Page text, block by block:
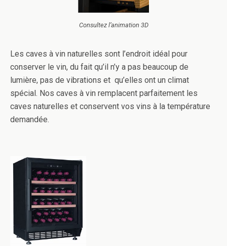
Consultez l’animation 3D
Les caves à vin naturelles sont l’endroit idéal pour
conserver le vin, du fait qu’il n’y a pas beaucoup de
lumière, pas de vibrations et qu’elles ont un climat
spécial. Nos caves à vin remplacent parfaitement les
caves naturelles et conservent vos vins à la température
demandée.